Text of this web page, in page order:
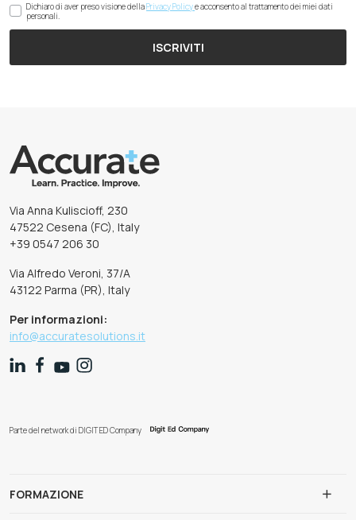
Dichiaro di aver preso visione dellaPrivacy Policye acconsento al trattamento dei miei dati
personali.
ISCRIVITI
Via Anna Kuliscioff, 230
47522 Cesena (FC), Italy
+39 0547 206 30
Via Alfredo Veroni, 37/A
43122 Parma (PR), Italy
Per informazioni:
info@accuratesolutions.it
Parte del network di DIGIT ED Company
FORMAZIONE